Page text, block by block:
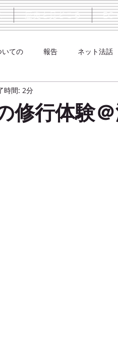
歴史と見どころ EC
いての 報告 ネット法話
修行体験
時間: 2分